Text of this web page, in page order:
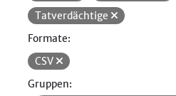
Tatverdächtige
Formate:
CSV
Gruppen: